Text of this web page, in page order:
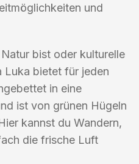
und
bist oder kulturelle
Luka bietet für jeden
in eine
ist von grünen Hügeln
kannst du Wandern,
die frische Luft